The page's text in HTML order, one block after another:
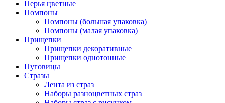
Перья цветные
Помпоны
Помпоны (большая упаковка)
Помпоны (малая упаковка)
Прищепки
Прищепки декоративные
Прищепки однотонные
Пуговицы
Стразы
Лента из страз
Наборы разноцветных страз